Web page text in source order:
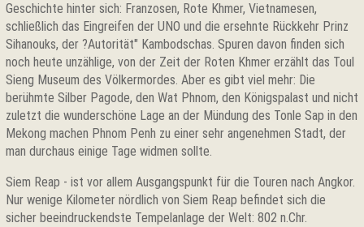
Geschichte hinter sich: Franzosen, Rote Khmer, Vietnamesen,
schließlich das Eingreifen der UNO und die ersehnte Rückkehr Prinz
Sihanouks, der ?Autorität" Kambodschas. Spuren davon finden sich
noch heute unzählige, von der Zeit der Roten Khmer erzählt das Toul
Sieng Museum des Völkermordes. Aber es gibt viel mehr: Die
berühmte Silber Pagode, den Wat Phnom, den Königspalast und nicht
zuletzt die wunderschöne Lage an der Mündung des Tonle Sap in den
Mekong machen Phnom Penh zu einer sehr angenehmen Stadt, der
man durchaus einige Tage widmen sollte.
Siem Reap - ist vor allem Ausgangspunkt für die Touren nach Angkor.
Nur wenige Kilometer nördlich von Siem Reap befindet sich die
sicher beeindruckendste Tempelanlage der Welt: 802 n.Chr.